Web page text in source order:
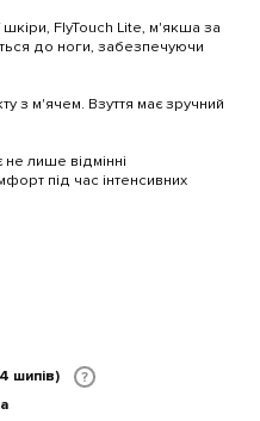
шкіри, FlyTouch Lite, м'якша за
до ноги, забезпечуючи
з м'ячем. Взуття має зручний
лише відмінні
під час інтенсивних
шипів)
?